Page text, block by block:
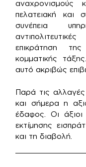
αναχρονισμούς
πελατειακή και
συνέπεια
επικράτηση
κομματικής
αυτό ακριβώς
Παρά τις
και σήμερα η
έδαφος. Οι άξιοι
εκτίμησης
και τη διαβολή.